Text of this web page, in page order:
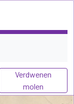
Verdwenen
molen